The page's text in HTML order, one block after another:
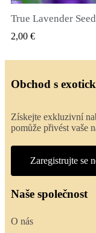
True Lavender
2,00 €
Obchod s
Získejte exkluzivní
pomůže přivést vaše
Zaregistrujte se
Naše společnost
O nás